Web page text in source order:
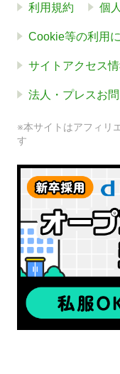
利用規約 個
Cookie等の利用
サイトアクセス
法人・プレスお
※本サイトはアフィリ
す